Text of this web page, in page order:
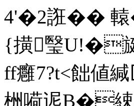
4'�2誑�� 轅
{撗瑿 U!�
ff癰7?t<飿値緘
栦嗬迡B�綀